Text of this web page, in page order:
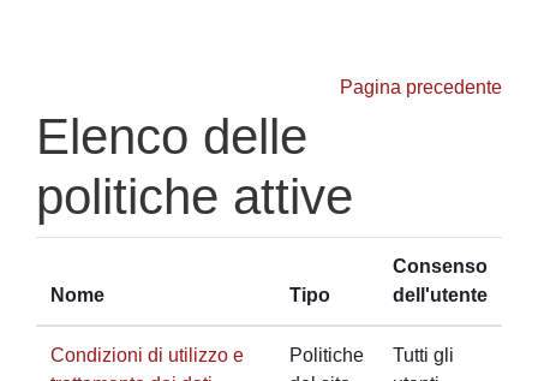
Pagina precedente
Elenco delle
politiche attive
Nome Tipo
Consenso
dell'utente
Condizioni di utilizzo e
Politiche
Tutti gli